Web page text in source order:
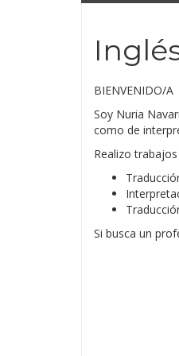
BIENVENIDO/A
Soy Nuria
como de
Realizo trabajos
Si busca un